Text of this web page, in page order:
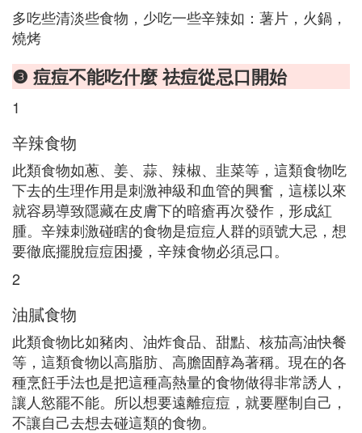
多吃些清淡些食物，少吃一些辛辣如：薯片，火鍋，
燒烤
❸ 痘痘不能吃什麼 祛痘從忌口開始
1
辛辣食物
此類食物如蔥、姜、蒜、辣椒、韭菜等，這類食物吃
下去的生理作用是刺激神級和血管的興奮，這樣以來
就容易導致隱藏在皮膚下的暗瘡再次發作，形成紅
腫。辛辣刺激碰瞎的食物是痘痘人群的頭號大忌，想
要徹底擺脫痘痘困擾，辛辣食物必須忌口。
2
油膩食物
此類食物比如豬肉、油炸食品、甜點、核茄高油快餐
等，這類食物以高脂肪、高膽固醇為著稱。現在的各
種烹飪手法也是把這種高熱量的食物做得非常誘人，
讓人慾罷不能。所以想要遠離痘痘，就要壓制自己，
不讓自己去想去碰這類的食物。